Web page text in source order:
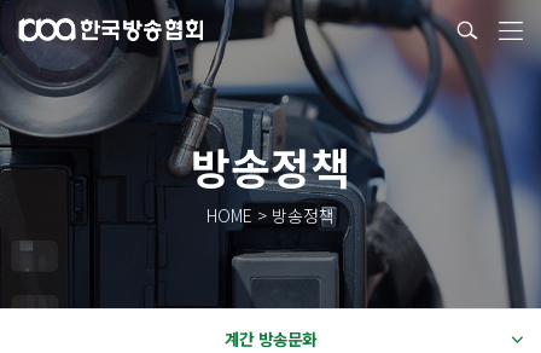
방송정책
HOME > 방송정책
계간 방송문화